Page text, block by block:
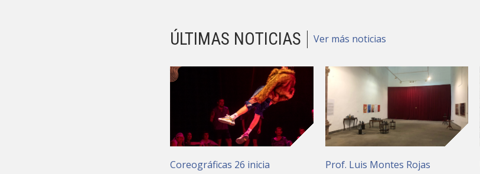
ÚLTIMAS NOTICIAS Ver más noticias
Coreográficas 26 inicia
Prof. Luis Montes Rojas